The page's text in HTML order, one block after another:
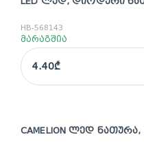
HB-568143
მარაგშია
4.40₾
CAMELION ᲚᲔᲓ ᲜᲐᲗᲣᲠᲐ,